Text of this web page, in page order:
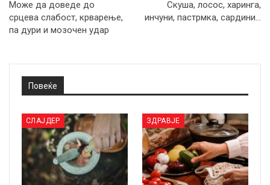
Може да доведе до
срцева слабост, крварење,
па дури и мозочен удар
Скуша, лосос, харинга,
инчуни, пастрмка, сардини…
Повеќе
СЛАЈДЕР ЗДРАВЈЕ